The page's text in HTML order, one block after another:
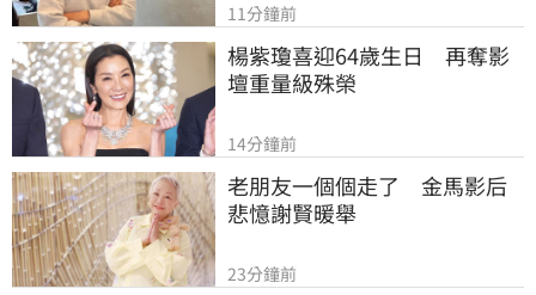
11分鐘前
楊紫瓊喜迎64歲生日　再奪影
壇重量級殊榮
14分鐘前
老朋友一個個走了　金馬影后
悲憶謝賢暖舉
23分鐘前